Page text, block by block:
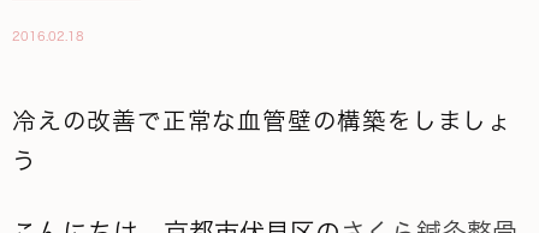
2016.02.18
冷えの改善で正常な血管壁の構築をしましょ
う